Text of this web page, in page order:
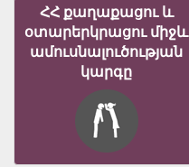
ՀՀ քաղաքացու և
օտարերկրացու միջև
ամուսնալուծության
կարգը